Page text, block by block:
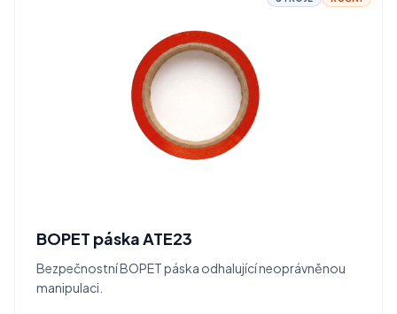
BOPET páska ATE23
Bezpečnostní BOPET páska odhalující neoprávněnou
manipulaci.